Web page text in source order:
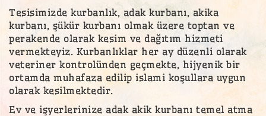
Tesisimizde kurbanlık, adak kurbanı, akika
kurbanı, şükür kurbanı olmak üzere toptan ve
perakende olarak kesim ve dağıtım hizmeti
vermekteyiz. Kurbanlıklar her ay düzenli olarak
veteriner kontrolünden geçmekte, hijyenik bir
ortamda muhafaza edilip islami koşullara uygun
olarak kesilmektedir.
Ev ve işyerlerinize adak akik kurbanı temel atma